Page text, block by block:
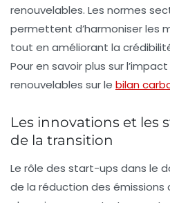
renouvelables. Les normes
permettent d’harmoniser les
tout en améliorant la
Pour en savoir plus sur
renouvelables sur le bilan
Les innovations et les
de la transition
Le rôle des start-ups dans le
de la réduction des émissions